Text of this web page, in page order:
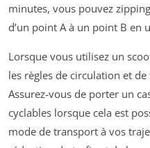
minutes, vous pouvez
d’un point A à un point B en
Lorsque vous utilisez un
les règles de circulation et
Assurez-vous de porter un
cyclables lorsque cela est
mode de transport à vos